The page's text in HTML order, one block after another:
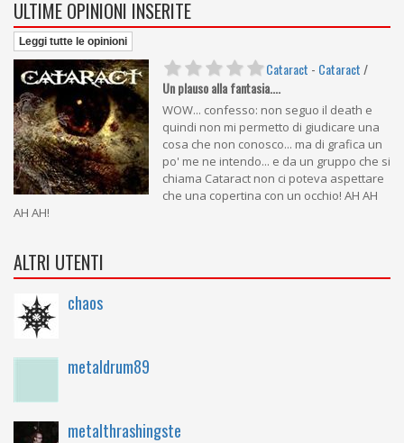
ULTIME OPINIONI INSERITE
Leggi tutte le opinioni
Cataract - Cataract/
Un plauso alla fantasia....
WOW... confesso: non seguo il death e
quindi non mi permetto di giudicare una
cosa che non conosco... ma di grafica un
po' me ne intendo... e da un gruppo che si
chiama Cataract non ci poteva aspettare
che una copertina con un occhio! AH AH
AH AH!
ALTRI UTENTI
chaos
metaldrum89
metalthrashingste